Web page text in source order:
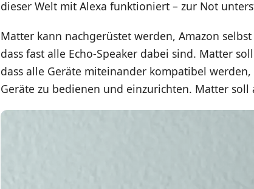
dieser Welt mit Alexa funktioniert – zur Not
Matter kann nachgerüstet werden, Amazon selbst
dass fast alle Echo-Speaker dabei sind. Matter
dass alle Geräte miteinander kompatibel
Geräte zu bedienen und einzurichten. Matter soll